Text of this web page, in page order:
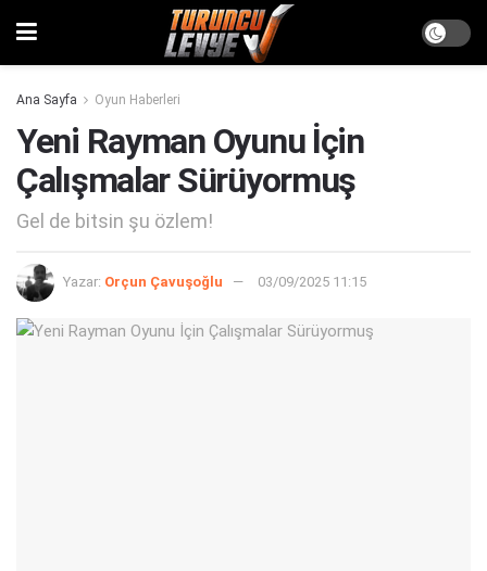
Ana Sayfa Oyun Haberleri
Yeni Rayman Oyunu İçin
Çalışmalar Sürüyormuş
Gel de bitsin şu özlem!
Yazar: Orçun Çavuşoğlu 03/09/2025 11:15